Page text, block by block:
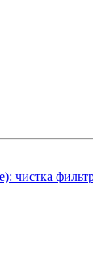
чистка